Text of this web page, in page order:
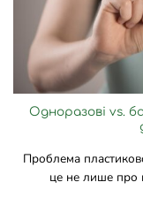
Одноразові vs.
Проблема
це не лише про